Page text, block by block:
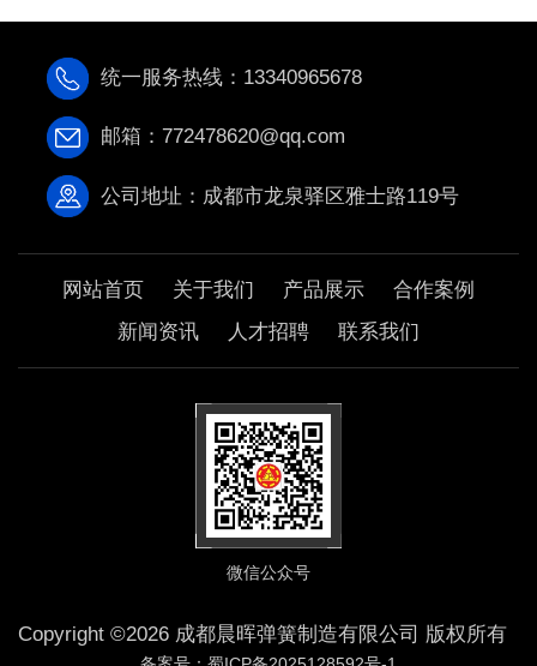
统一服务热线：13340965678
邮箱：772478620@qq.com
公司地址：成都市龙泉驿区雅士路119号
网站首页 关于我们 产品展示
合作案例
新闻资讯
人才招聘 联系我们
微信公众号
Copyright ©2026 成都晨晖弹簧制造有限公司 版权所有